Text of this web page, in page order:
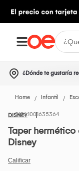
¿Dónde te gustaría
Home Infantil
DISNEY1001635364
Taper
Disney